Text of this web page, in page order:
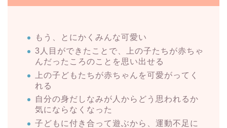
もう、とにかくみんな可愛い
3人目ができたことで、上の子たちが赤ちゃ
んだったころのことを思い出せる
上の子どもたちが赤ちゃんを可愛がってく
れる
自分の身だしなみが人からどう思われるか
気にならなくなった
子どもに付き合って遊ぶから、運動不足に